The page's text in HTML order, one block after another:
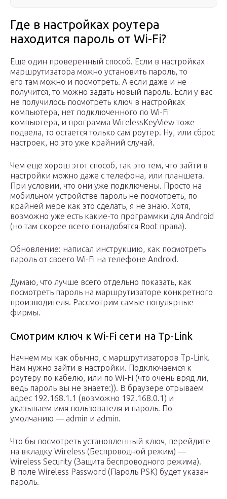
Где в настройках роутера
находится пароль от Wi-Fi?
Еще один проверенный способ. Если в настройках
маршрутизатора можно установить пароль, то
его там можно и посмотреть. А если даже и не
получится, то можно задать новый пароль. Если у вас
не получилось посмотреть ключ в настройках
компьютера, нет подключенного по Wi-Fi
компьютера, и программа WirelessKeyView тоже
подвела, то остается только сам роутер. Ну, или сброс
настроек, но это уже крайний случай.
Чем еще хорош этот способ, так это тем, что зайти в
настройки можно даже с телефона, или планшета.
При условии, что они уже подключены. Просто на
мобильном устройстве пароль не посмотреть, по
крайней мере как это сделать, я не знаю. Хотя,
возможно уже есть какие-то программки для Android
(но там скорее всего понадобятся Root права).
Обновление: написал инструкцию, как посмотреть
пароль от своего Wi-Fi на телефоне Android.
Думаю, что лучше всего отдельно показать, как
посмотреть пароль на маршрутизаторе конкретного
производителя. Рассмотрим самые популярные
фирмы.
Смотрим ключ к Wi-Fi сети на Tp-Link
Начнем мы как обычно, с маршрутизаторов Tp-Link.
Нам нужно зайти в настройки. Подключаемся к
роутеру по кабелю, или по Wi-Fi (что очень вряд ли,
ведь пароль вы не знаете:)). В браузере отрываем
адрес 192.168.1.1 (возможно 192.168.0.1) и
указываем имя пользователя и пароль. По
умолчанию — admin и admin.
Что бы посмотреть установленный ключ, перейдите
на вкладку Wireless (Беспроводной режим) —
Wireless Security (Защита беспроводного режима).
В поле Wireless Password (Пароль PSK) будет указан
пароль.